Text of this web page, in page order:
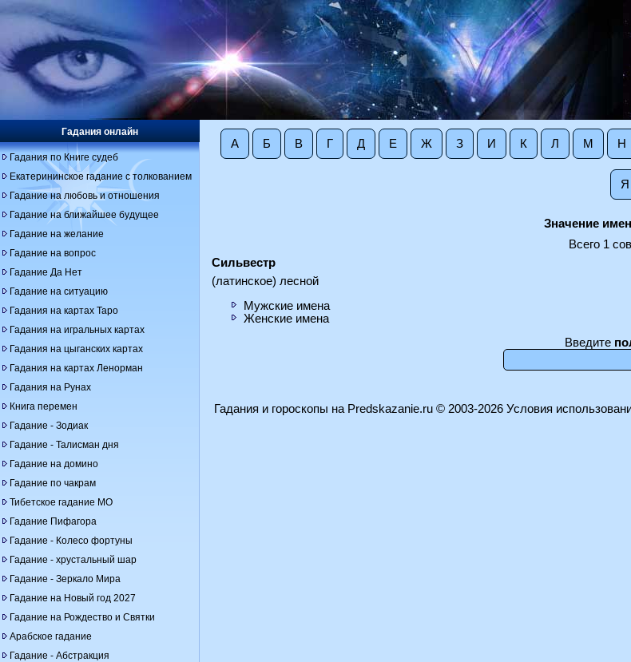
А Б В Г Д Е Ж З И К Л М Н
Я
Значение
Всего 1
Сильвестр
(латинское) лесной
Мужские имена
Женские имена
Введите
Гадания онлайн
Гадания по Книге судеб
Екатерининское гадание с толкованием
Гадание на любовь и отношения
Гадание на ближайшее будущее
Гадание на желание
Гадание на вопрос
Гадание Да Нет
Гадание на ситуацию
Гадания на картах Таро
Гадания на игральных картах
Гадания на цыганских картах
Гадания на картах Ленорман
Гадания на Рунах
Книга перемен
Гадание - Зодиак
Гадание - Талисман дня
Гадание на домино
Гадание по чакрам
Тибетское гадание МО
Гадание Пифагора
Гадание - Колесо фортуны
Гадание - хрустальный шар
Гадание - Зеркало Мира
Гадание на Новый год 2027
Гадание на Рождество и Святки
Арабское гадание
Гадание - Абстракция
Гадания и гороскопы на Predskazanie.ru© 2003-2026 Условия